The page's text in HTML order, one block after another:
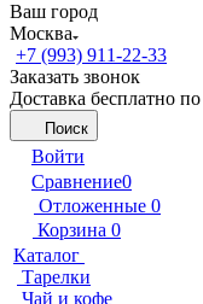
Ваш город
Москва
+7 (993) 911-22-33
Заказать звонок
Доставка бесплатно
Поиск
Войти
Сравнение0
Отложенные 0
Корзина 0
Каталог
Тарелки
Чай и кофе